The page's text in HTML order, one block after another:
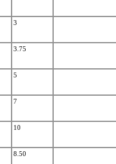
3
3.75
5
7
10
8.50